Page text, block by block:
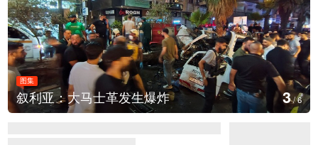
云南弥勒：欢庆火把节 4/6